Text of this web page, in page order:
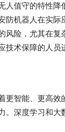
人值守的特性
防机器人在实
风险，尤其在
术保障的人员
更智能、更高
。深度学习和